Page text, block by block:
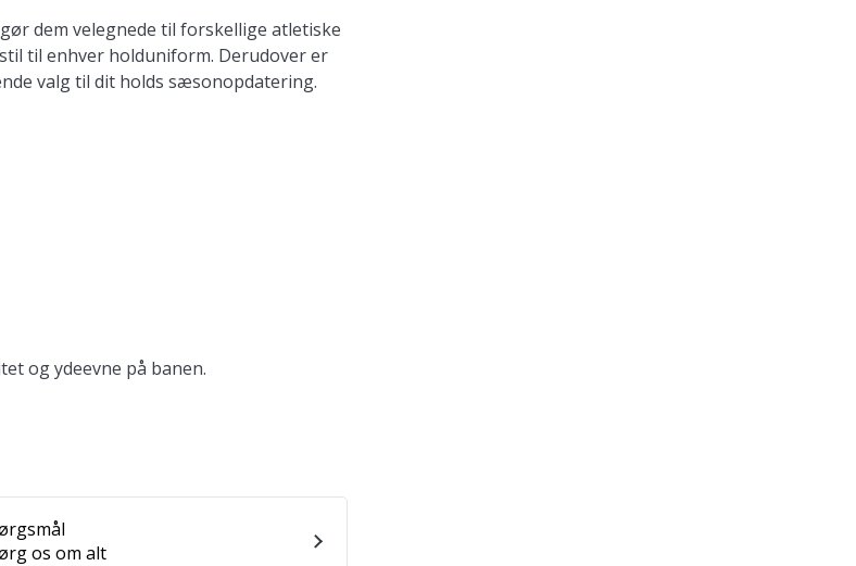
dem velegnede til forskellige atletiske
til enhver holduniform. Derudover er
valg til dit holds sæsonopdatering.
og ydeevne på banen.
os om alt